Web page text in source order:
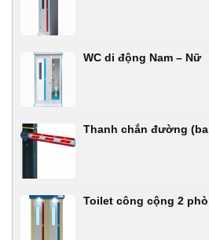
WC di động Nam – Nữ
Thanh chắn đường
Toilet công cộng 2